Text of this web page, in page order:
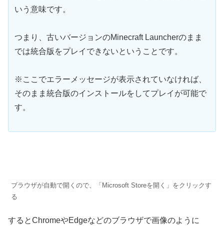
いう意味です。
つまり、古いバージョンのMinecraft Launcherのまま
では統合版をプレイできないということです。
※ここでエラーメッセージが表示されていなければ、
そのまま統合版のインストールをしてプレイが可能で
す。
ブラウザが自動で開くので、「Microsoft Storeを開く」をクリックす
る
するとChromeやEdgeなどのブラウザで画像のように